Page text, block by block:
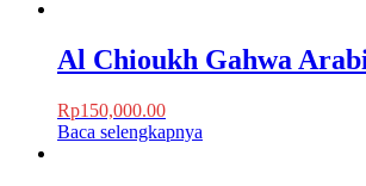
Al Chioukh Gahwa
Rp150,000.00
Baca selengkapnya